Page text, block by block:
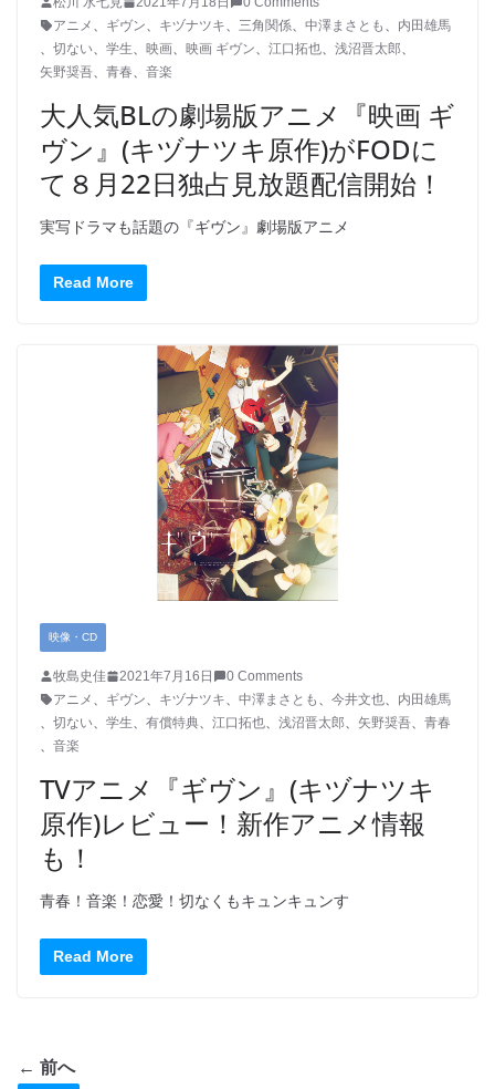
アニメ
ギヴン キヅナツキ 三角関係 中澤まさとも
内田雄馬
切ない 学生 映画 映画 ギヴン 江口拓也 浅沼晋太郎
矢野奨吾
青春 音楽
大人気BLの劇場版アニメ『映画 ギ
ヴン』(キヅナツキ原作)がFODに
て８月22日独占見放題配信開始！
実写ドラマも話題の『ギヴン』劇場版アニメ
Read More
映像・CD
牧島史佳 2021年7月16日
0 Comments
アニメ 、 ギヴン、 キヅナツキ、 中澤まさとも 、 今井文也、 内田雄馬
、 切ない、 学生、 有償特典、 江口拓也、 浅沼晋太郎、 矢野奨吾、 青春
、 音楽
TVアニメ『ギヴン』(キヅナツキ
原作)レビュー！新作アニメ情報
も！
青春！音楽！恋愛！切なくもキュンキュンす
Read More
← 前へ